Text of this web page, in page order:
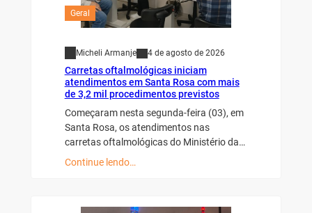
Geral
Micheli Armanje
atendimentos em Santa Rosa com mais
de 3,2 mil procedimentos previstos
Santa Rosa, os atendimentos nas
carretas oftalmológicas do Ministério da…